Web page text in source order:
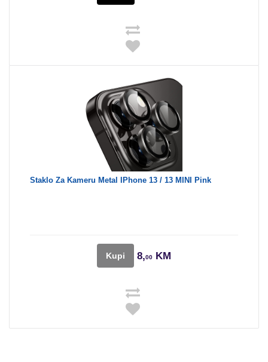
Staklo Za Kameru Metal IPhone 13 / 13 MINI Pink
Kupi 8,00 KM